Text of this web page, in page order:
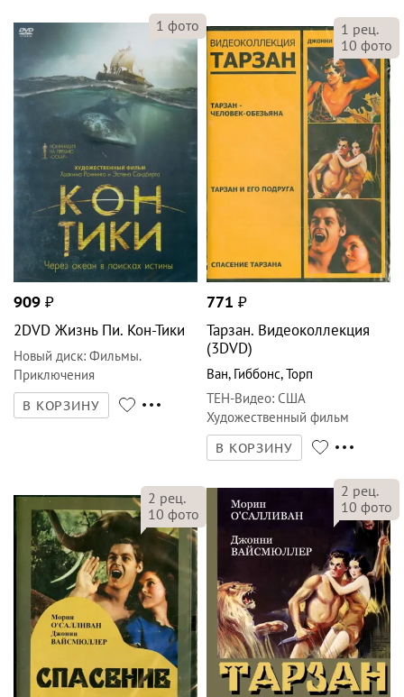
1 фото
909 ₽
2DVD Жизнь Пи. Кон-Тики
Новый диск: Фильмы.
Приключения
В КОРЗИНУ
1 рец.
10 фото
771 ₽
Тарзан. Видеоколлекция
(3DVD)
Ван, Гиббонс,Торп
ТЕН-Видео: США
Художественный фильм
В КОРЗИНУ
2 рец.
10 фото
2 рец.
10 фото